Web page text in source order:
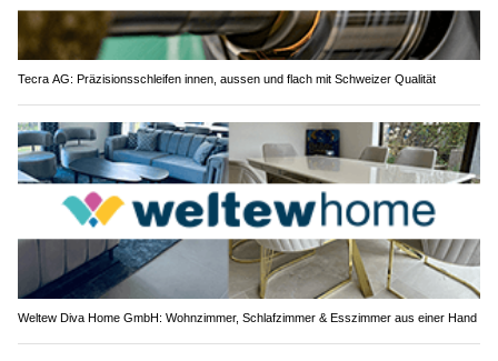
Tecra AG: Präzisionsschleifen innen, aussen und flach mit Schweizer Qualität
Weltew Diva Home GmbH: Wohnzimmer, Schlafzimmer & Esszimmer aus einer Hand